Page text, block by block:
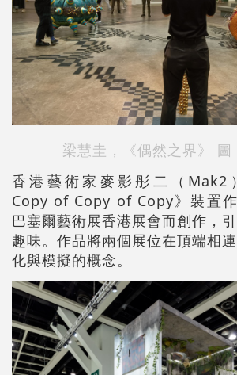
梁慧圭，《偶然之界》 圖
香港藝術家麥影彤二（Mak2
Copy of Copy of Copy》裝置
巴塞爾藝術展香港展會而創作，
趣味。作品將兩個展位在頂端相
化與模擬的概念。